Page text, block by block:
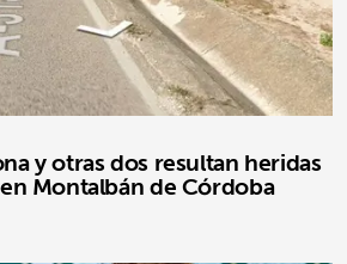
y otras dos resultan heridas
Montalbán de Córdoba